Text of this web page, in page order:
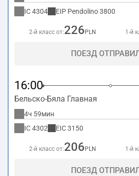
IC4304 EIP Pendolino3800
2-й класс от:226 PLN 1-й
ПОЕЗД
16:00
Бельско-Бяла Главная
4ч 59мин
IC4302 EIC3150
2-й класс от:206 PLN 1-й
ПОЕЗД